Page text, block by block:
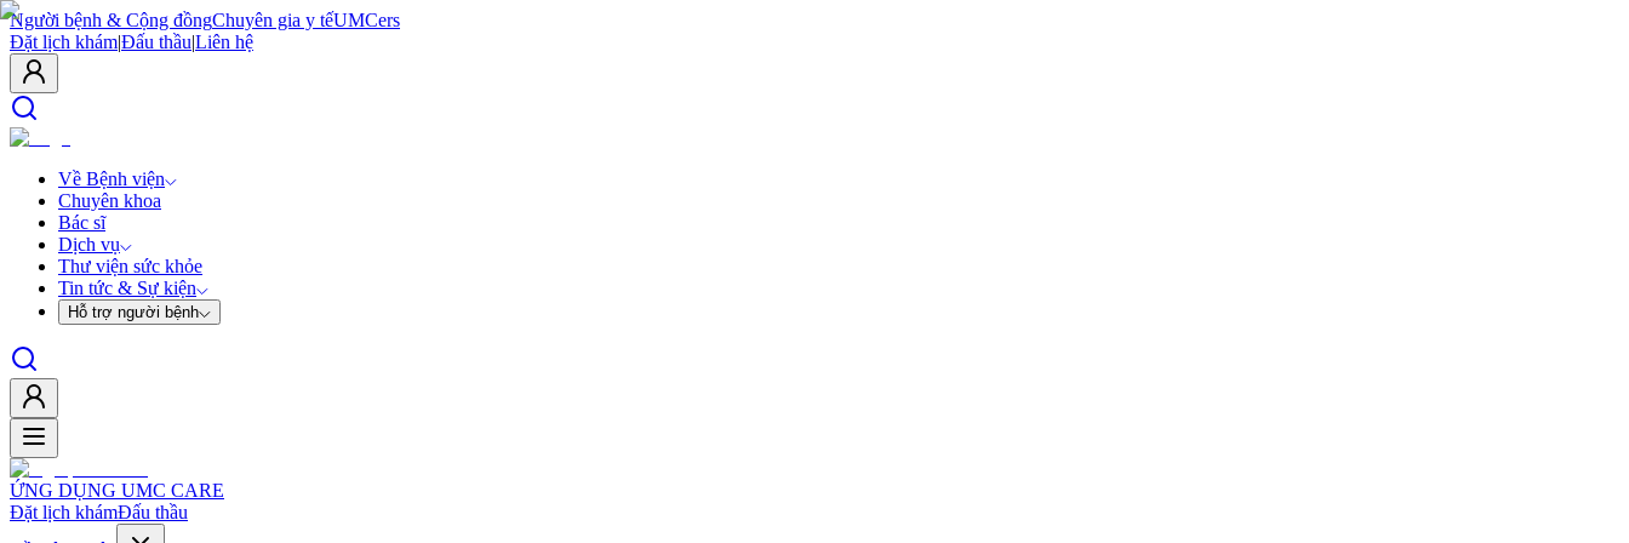
Người bệnh & Cộng đồngChuyên gia y tếUMCers
Đặt lịch khám|Đấu thầu|Liên hệ
Về Bệnh viện
Chuyên khoa
Bác sĩ
Dịch vụ
Thư viện sức khỏe
Tin tức & Sự kiện
Hỗ trợ người bệnh
ỨNG DỤNG UMC CARE
Đặt lịch khámĐấu thầu